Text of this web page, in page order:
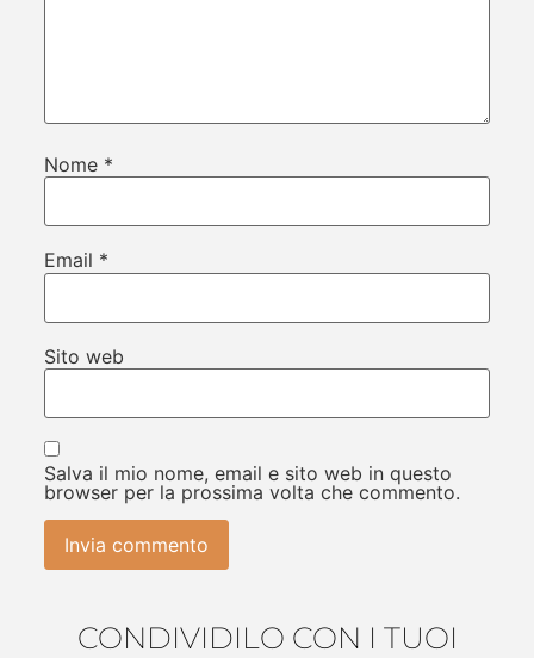
Nome *
Email *
Sito web
Salva il mio nome, email e sito web in questo
browser per la prossima volta che commento.
CONDIVIDILO CON I TUOI